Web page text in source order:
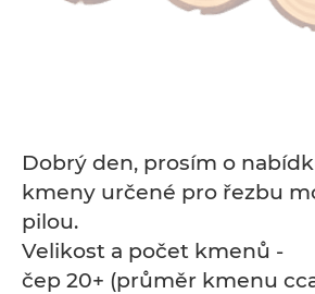
Dobrý den, prosím o
kmeny určené pro řezbu
pilou.
Velikost a počet kmenů -
čep 20+ (průměr kmenu